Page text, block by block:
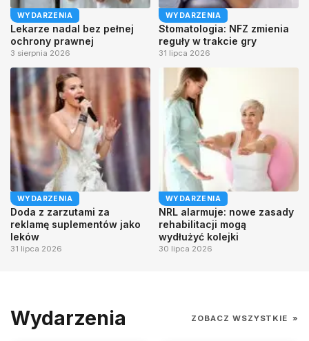
WYDARZENIA
Lekarze nadal bez pełnej
ochrony prawnej
3 sierpnia 2026
WYDARZENIA
Stomatologia: NFZ zmienia
reguły w trakcie gry
31 lipca 2026
WYDARZENIA
Doda z zarzutami za
reklamę suplementów jako
leków
31 lipca 2026
WYDARZENIA
NRL alarmuje: nowe zasady
rehabilitacji mogą
wydłużyć kolejki
30 lipca 2026
Wydarzenia ZOBACZ WSZYSTKIE »